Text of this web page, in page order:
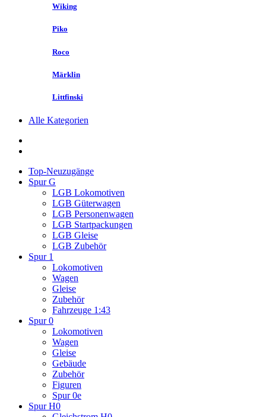
Wiking
Piko
Roco
Märklin
Littfinski
Alle Kategorien
Top-Neuzugänge
Spur G
LGB Lokomotiven
LGB Güterwagen
LGB Personenwagen
LGB Startpackungen
LGB Gleise
LGB Zubehör
Spur 1
Lokomotiven
Wagen
Gleise
Zubehör
Fahrzeuge 1:43
Spur 0
Lokomotiven
Wagen
Gleise
Gebäude
Zubehör
Figuren
Spur 0e
Spur H0